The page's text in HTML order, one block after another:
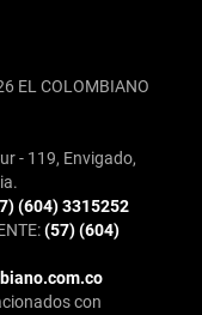
EL COLOMBIANO
- 119, Envigado,
(604) 3315252
(57) (604)
con